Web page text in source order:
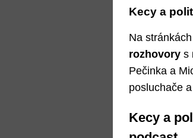
Kecy a
Na
rozhovorys
Pečinka a
posluchače
Kecy a